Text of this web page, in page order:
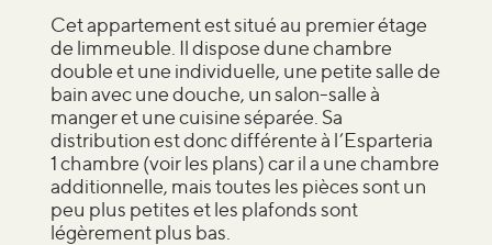
Cet appartement est situé au premier étage
de limmeuble. Il dispose dune chambre
double et une individuelle, une petite salle de
bain avec une douche, un salon-salle à
manger et une cuisine séparée. Sa
distribution est donc différente à l’Esparteria
1 chambre (voir les plans) car il a une chambre
additionnelle, mais toutes les pièces sont un
peu plus petites et les plafonds sont
légèrement plus bas.